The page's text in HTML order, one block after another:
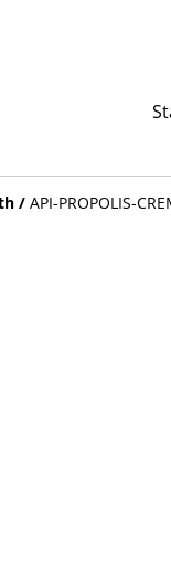
/ API-PROPOLIS-